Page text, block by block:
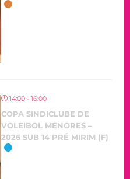
14:00 - 16:00
COPA SINDICLUBE DE
VOLEIBOL MENORES –
2026 SUB 14 PRÉ MIRIM (F)